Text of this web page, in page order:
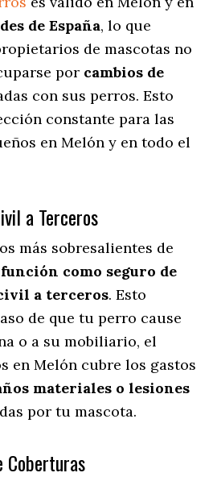
de España, lo que
de mascotas no
por cambios de
con sus perros. Esto
constante para las
en Melón y en todo el
a Terceros
más sobresalientes de
función como seguro de
a terceros. Esto
de que tu perro cause
o a su mobiliario, el
en Melón cubre los gastos
materiales o lesiones
por tu mascota.
Coberturas